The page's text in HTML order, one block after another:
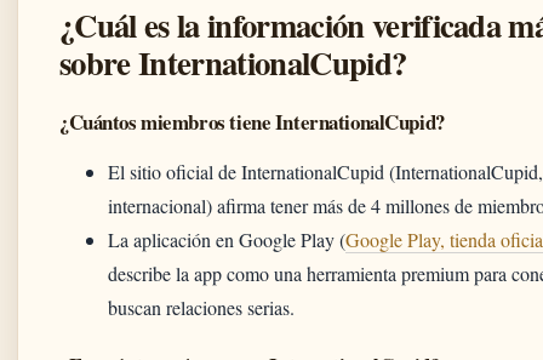
¿Cuál es la información verificada
sobre InternationalCupid?
¿Cuántos miembros tiene InternationalCupid?
El sitio oficial de InternationalCupid
internacional) afirma tener más de 4 millones de
La aplicación en Google Play (Google Play, tienda
describe la app como una herramienta premium para
buscan relaciones serias.